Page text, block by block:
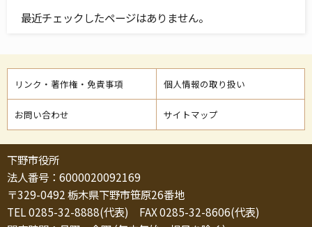
最近チェックしたページはありません。
リンク・著作権・免責事項 個人情報の取り扱い
お問い合わせ サイトマップ
下野市役所
法人番号：6000020092169
〒329-0492 栃木県下野市笹原26番地
TEL 0285-32-8888(代表) FAX 0285-32-8606(代表)